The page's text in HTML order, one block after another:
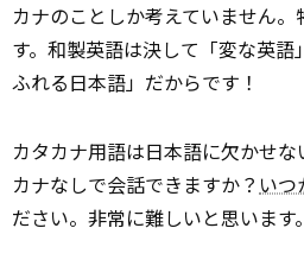
カナのことしか考えていません
す。和製英語は決して「変な英
ふれる日本語」だからです！
カタカナ用語は日本語に欠かせ
カナなしで会話できますか？ いつ
ださい。非常に難しいと思います。